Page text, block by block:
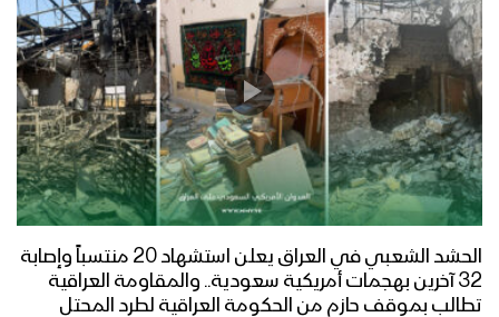
الحشد الشعبي في العراق يعلن استشهاد 20 منتسباً وإصابة
32 آخرين بهجمات أمريكية سعودية.. والمقاومة العراقية
تطالب بموقف حازم من الحكومة العراقية لطرد المحتل